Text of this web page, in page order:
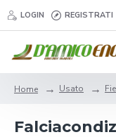
LOGIN REGISTRATI
Home Usato